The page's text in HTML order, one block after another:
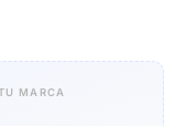
MARCA